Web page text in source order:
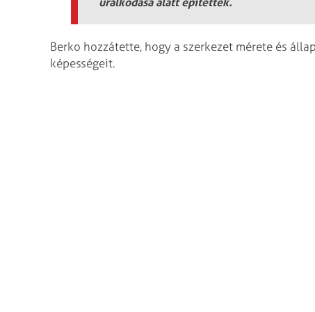
Berko hozzátette, hogy a szerkezet mérete és
képességeit.